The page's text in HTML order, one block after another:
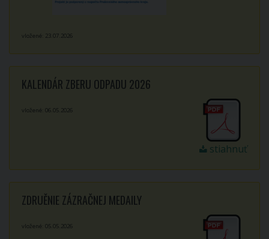
vložené: 23.07.2026
KALENDÁR ZBERU ODPADU 2026
stiahnuť
vložené: 06.05.2026
ZDRUĚNIE ZÁZRAČNEJ MEDAILY
vložené: 05.05.2026